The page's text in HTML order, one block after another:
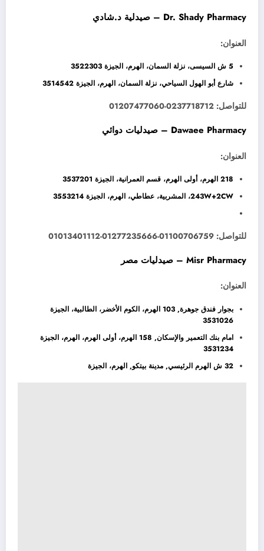
Dr. Shady Pharmacy – صيدلية د.شادي
العنوان:
5 ش السيسى، نزلة السمان، الهرم، الجيزة 3522303
شارع أبو الهول السياحي، نزلة السمان، الهرم، الجيزة 3514542
للتواصل: 0237718712-01207477060
Dawaee Pharmacy – صيدليات دوائي
العنوان:
218 الهرم، أولى الهرم، قسم العمرانية، الجيزة 3537201
243W+2CW، المشربية، عطاطي، الهرم، الجيزة 3553214
للتواصل: 01100706759-01277235666-01013401112
Misr Pharmacy – صيدليات مصر
العنوان:
بجوار فندق جوهرة, 103 الهرم، الكوم الأخضر، الطالبية، الجيزة
3531026
امام بنك التعمير والإسكان, 158 الهرم، أولى الهرم، الهرم، الجيزة
3531234
32 ش الهرم الرئيسي, مدينة بيتكو, الهرم، الجيزة